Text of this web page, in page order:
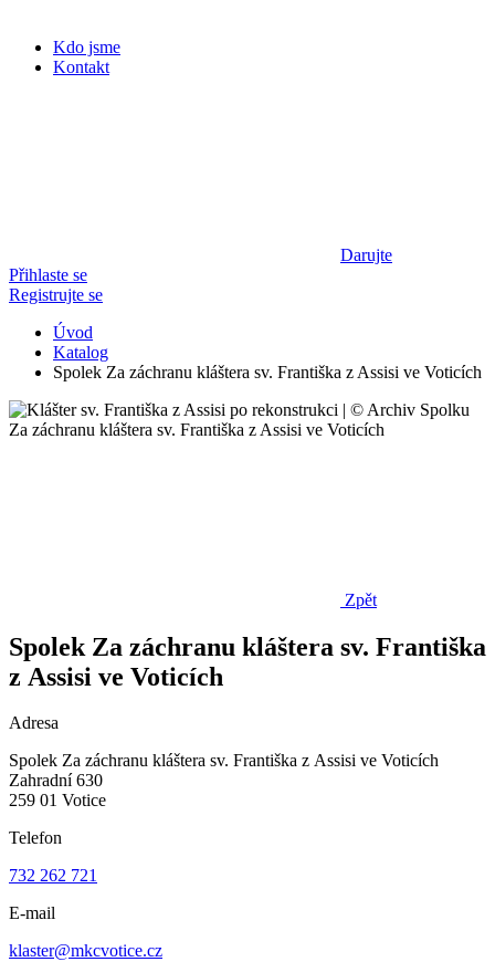
Kdo jsme
Kontakt
Darujte
Přihlaste se
Registrujte se
Úvod
Katalog
Spolek Za záchranu kláštera sv. Františka z Assisi ve Voticích
Zpět
Spolek Za záchranu kláštera sv. Františka
z Assisi ve Voticích
Adresa
Spolek Za záchranu kláštera sv. Františka z Assisi ve Voticích
Zahradní 630
259 01 Votice
Telefon
732 262 721
E-mail
klaster@mkcvotice.cz